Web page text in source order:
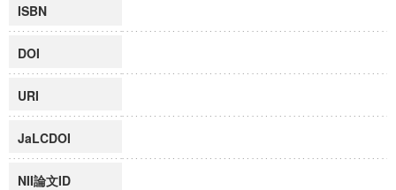
ISBN
DOI
URI
JaLCDOI
NII論文ID